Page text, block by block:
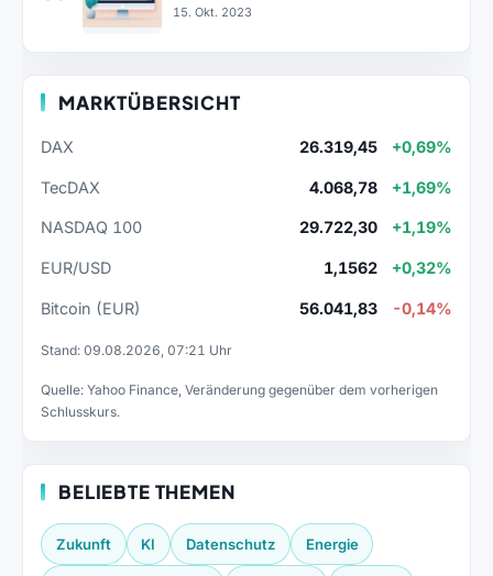
15. Okt. 2023
MARKTÜBERSICHT
DAX 26.319,45 +0,69%
TecDAX 4.068,78 +1,69%
NASDAQ 100 29.722,30 +1,19%
EUR/USD 1,1562 +0,32%
Bitcoin (EUR) 56.041,83 -0,14%
Stand: 09.08.2026, 07:21 Uhr
Quelle: Yahoo Finance, Veränderung gegenüber dem vorherigen
Schlusskurs.
BELIEBTE THEMEN
Zukunft KI Datenschutz Energie